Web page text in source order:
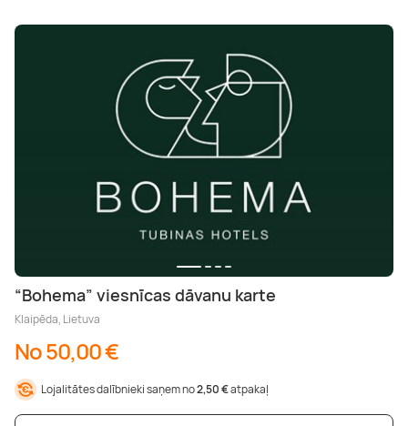
“Bohema” viesnīcas dāvanu karte
Klaipēda, Lietuva
No 50,00 €
Lojalitātes dalībnieki saņem no2,50 €atpakaļ